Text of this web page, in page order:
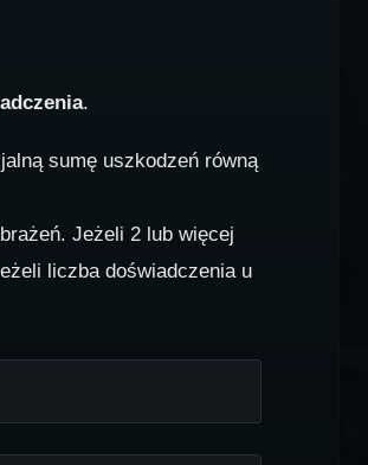
.
sumę uszkodzeń równą
Jeżeli 2 lub więcej
liczba doświadczenia u